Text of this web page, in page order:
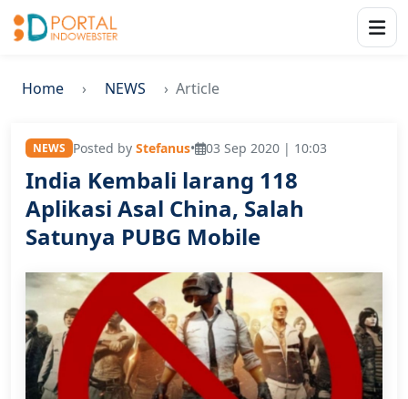
Home NEWS Article
NEWS Posted by Stefanus• 03 Sep 2020 | 10:03
India Kembali larang 118
Aplikasi Asal China, Salah
Satunya PUBG Mobile